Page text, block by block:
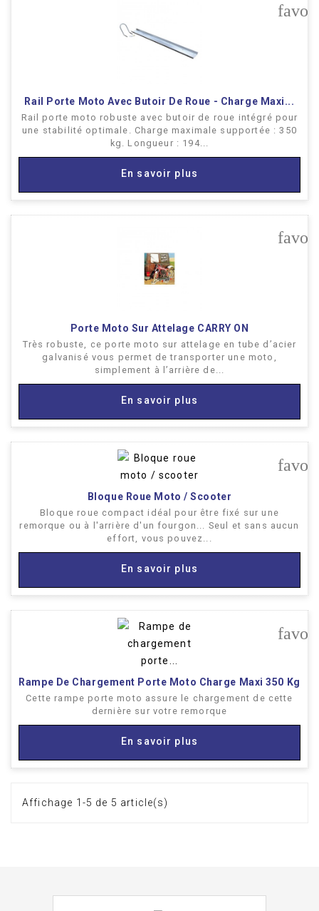
Rail Porte Moto Avec Butoir De Roue - Charge Maxi...
Rail porte moto robuste avec butoir de roue intégré pour
une stabilité optimale. Charge maximale supportée : 350
kg. Longueur : 194...
En savoir plus
Porte Moto Sur Attelage CARRY ON
Très robuste, ce porte moto sur attelage en tube d’acier
galvanisé vous permet de transporter une moto,
simplement à l’arrière de...
En savoir plus
Bloque Roue Moto / Scooter
Bloque roue compact idéal pour être fixé sur une
remorque ou à l'arrière d'un fourgon... Seul et sans aucun
effort, vous pouvez...
En savoir plus
Rampe De Chargement Porte Moto Charge Maxi 350 Kg
Cette rampe porte moto assure le chargement de cette
dernière sur votre remorque
En savoir plus
Affichage 1-5 de 5 article(s)